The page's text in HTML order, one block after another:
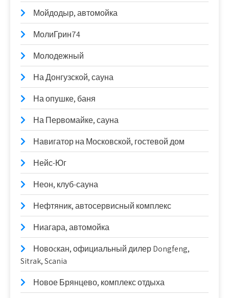
Мойдодыр, автомойка
МолиГрин74
Молодежный
На Донгузской, сауна
На опушке, баня
На Первомайке, сауна
Навигатор на Московской, гостевой дом
Нейс-Юг
Неон, клуб-сауна
Нефтяник, автосервисный комплекс
Ниагара, автомойка
Новоcкан, официальный дилер Dongfeng,
Sitrak, Scania
Новое Брянцево, комплекс отдыха